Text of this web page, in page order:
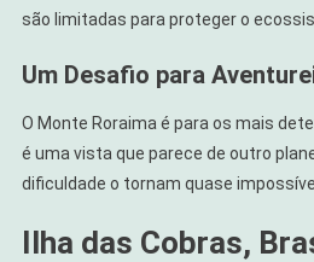
são limitadas para proteger o
Um Desafio para
O Monte Roraima é para os mais
é uma vista que parece de outro
dificuldade o tornam quase
Ilha das Cobras,